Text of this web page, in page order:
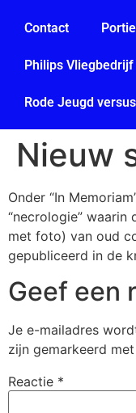
Contact
Philips Vliegbedrijf
Rode Jeugd
Nieuw
Onder “In
“necrologie” waarin
met foto) van oud
gepubliceerd in de
Geef een
Je e-mailadres
zijn gemarkeerd met
Reactie *